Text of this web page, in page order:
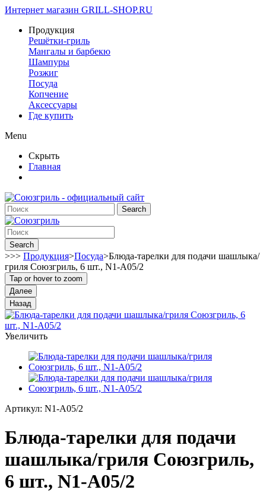
Интернет магазин GRILL-SHOP.RU
Продукция
Решётки-гриль
Мангалы и барбекю
Шампуры
Розжиг
Посуда
Копчение
Аксессуары
Где купить
Menu
Скрыть
Главная
Search
Search
>>> Продукция>Посуда>Блюда-тарелки для подачи шашлыка/
гриля Союзгриль, 6 шт., N1-A05/2
Tap or hover to zoom
Далее
Назад
Увеличить
Артикул: N1-A05/2
Блюда-тарелки для подачи
шашлыка/гриля Союзгриль,
6 шт., N1-A05/2